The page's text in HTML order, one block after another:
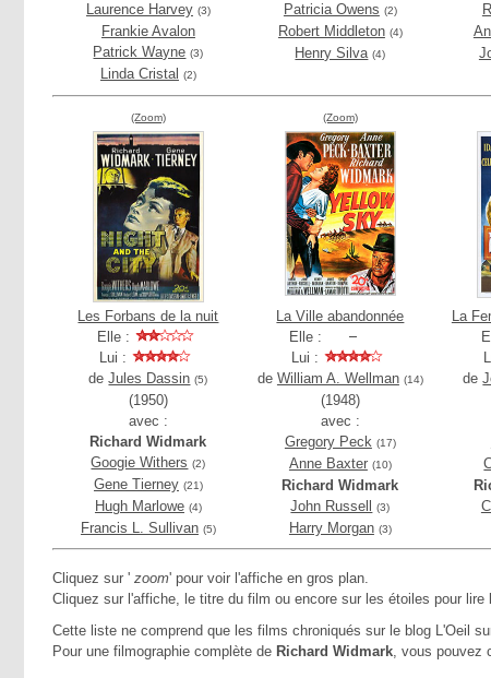
Laurence Harvey (3)
Frankie Avalon
Patrick Wayne (3)
Linda Cristal (2)
Patricia Owens (2)
Robert Middleton (4)
Henry Silva (4)
(Zoom)
Les Forbans de la nuit
Elle :
Lui :
deJules Dassin (5)
(1950)
avec :
Richard Widmark
Googie Withers (2)
Gene Tierney (21)
Hugh Marlowe (4)
Francis L. Sullivan (5)
(Zoom)
La Ville abandonnée
Elle :
Lui :
de William A. Wellman (14)
(1948)
avec :
Gregory Peck (17)
Anne Baxter (10)
Richard Widmark
John Russell
(3)
Harry Morgan (3)
La
de
Cliquez sur ' zoom' pour voir l'affiche en gros plan.
Cliquez sur l'affiche, le titre du film ou encore sur les étoiles pour
Cette liste ne comprend que les films chroniqués sur le blog L'Oeil
Pour une filmographie complète de Richard Widmark, vous pouvez